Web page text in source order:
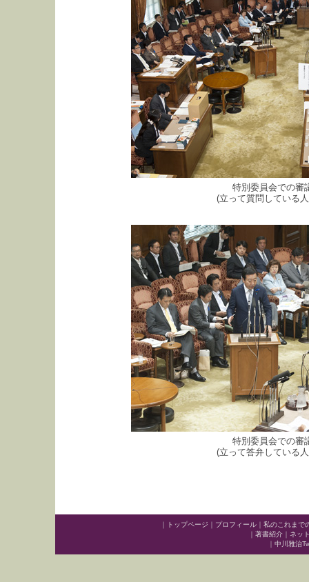
特別委員会での審
(立って質問している
特別委員会での審
(立って答弁している
｜ トップページ ｜ プロフィール ｜ 私のこれまで
｜ 著書紹介 ｜ ネッ
｜ 中川雅治